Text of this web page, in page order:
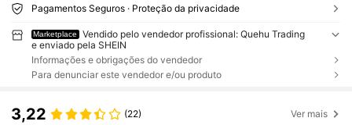
Pagamentos Seguros · Proteção da privacidade
Marketplace
Vendido pelo vendedor profissional: Quehu Trading
e enviado pela SHEIN
Informações e obrigações do vendedor
Para denunciar este vendedor e/ou produto
3,22 (22) Ver mais